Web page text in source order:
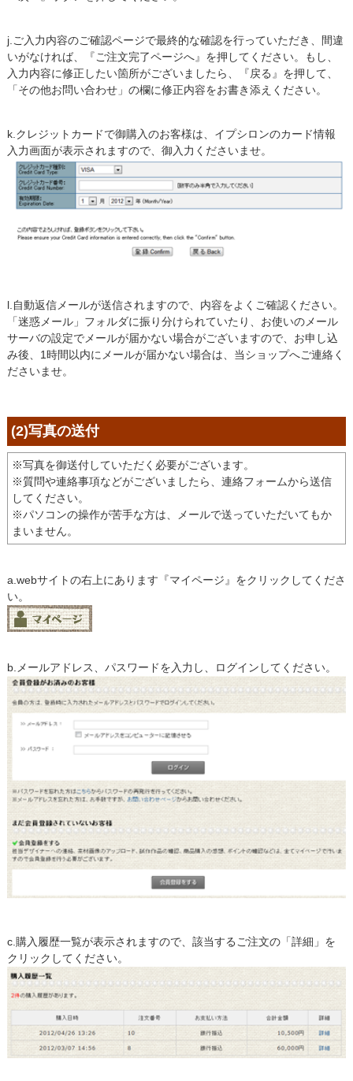
j.ご入力内容のご確認ページで最終的な確認を行っていただき、間違
いがなければ、『ご注文完了ページへ』を押してください。もし、
入力内容に修正したい箇所がございましたら、『戻る』を押して、
「その他お問い合わせ」の欄に修正内容をお書き添えください。
k.クレジットカードで御購入のお客様は、イプシロンのカード情報
入力画面が表示されますので、御入力くださいませ。
l.自動返信メールが送信されますので、内容をよくご確認ください。
「迷惑メール」フォルダに振り分けられていたり、お使いのメール
サーバの設定でメールが届かない場合がございますので、お申し込
み後、1時間以内にメールが届かない場合は、当ショップへご連絡く
ださいませ。
(2)写真の送付
※写真を御送付していただく必要がございます。
※質問や連絡事項などがございましたら、連絡フォームから送信
してください。
※パソコンの操作が苦手な方は、メールで送っていただいてもか
まいません。
a.webサイトの右上にあります『マイページ』をクリックしてくださ
い。
b.メールアドレス、パスワードを入力し、ログインしてください。
c.購入履歴一覧が表示されますので、該当するご注文の「詳細」を
クリックしてください。